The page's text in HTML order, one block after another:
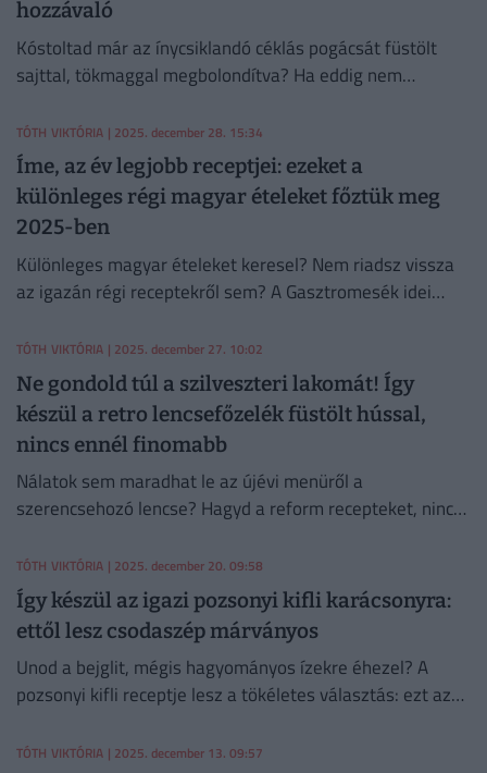
hozzávaló
Kóstoltad már az ínycsiklandó céklás pogácsát füstölt
sajttal, tökmaggal megbolondítva? Ha eddig nem
egészséges is!
TÓTH VIKTÓRIA | 2025. december 28. 15:34
Íme, az év legjobb receptjei: ezeket a
különleges régi magyar ételeket főztük meg
2025-ben
Különleges magyar ételeket keresel? Nem riadsz vissza
az igazán régi receptekről sem? A Gasztromesék idei
fogsz csalódni!
TÓTH VIKTÓRIA | 2025. december 27. 10:02
Ne gondold túl a szilveszteri lakomát! Így
készül a retro lencsefőzelék füstölt hússal,
nincs ennél finomabb
Nálatok sem maradhat le az újévi menüről a
szerencsehozó lencse? Hagyd a reform recepteket, nincs
másnaposságot is gyógyítja!
TÓTH VIKTÓRIA | 2025. december 20. 09:58
Így készül az igazi pozsonyi kifli karácsonyra:
ettől lesz csodaszép márványos
Unod a bejglit, mégis hagyományos ízekre éhezel? A
pozsonyi kifli receptje lesz a tökéletes választás: ezt az
ünnepivé.
TÓTH VIKTÓRIA | 2025. december 13. 09:57